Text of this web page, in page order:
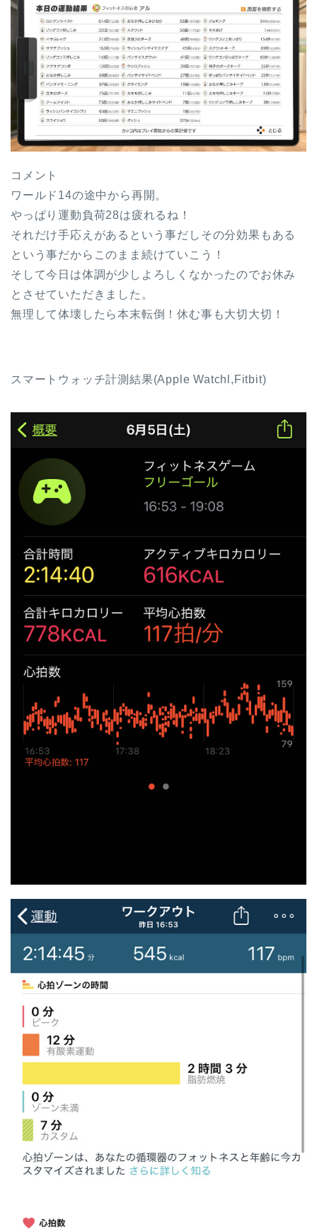
コメント
ワールド14の途中から再開。
やっぱり運動負荷28は疲れるね！
それだけ手応えがあるという事だしその分効果もある
という事だからこのまま続けていこう！
そして今日は体調が少しよろしくなかったのでお休み
とさせていただきました。
無理して体壊したら本末転倒！休む事も大切大切！
スマートウォッチ計測結果(Apple Watchl,Fitbit)